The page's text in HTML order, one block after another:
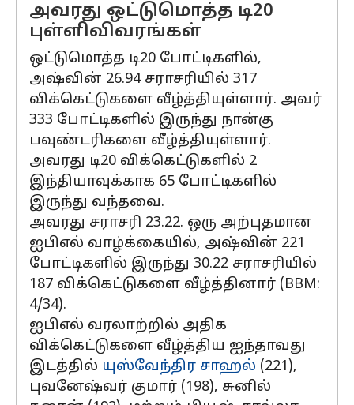
அவரது ஒட்டுமொத்த டி20
புள்ளிவிவரங்கள்
ஒட்டுமொத்த டி20 போட்டிகளில்,
அஷ்வின் 26.94 சராசரியில் 317
விக்கெட்டுகளை வீழ்த்தியுள்ளார். அவர்
333 போட்டிகளில் இருந்து நான்கு
பவுண்டரிகளை வீழ்த்தியுள்ளார்.
அவரது டி20 விக்கெட்டுகளில் 2
இந்தியாவுக்காக 65 போட்டிகளில்
இருந்து வந்தவை.
அவரது சராசரி 23.22. ஒரு அற்புதமான
ஐபிஎல் வாழ்க்கையில், அஷ்வின் 221
போட்டிகளில் இருந்து 30.22 சராசரியில்
187 விக்கெட்டுகளை வீழ்த்தினார் (BBM:
4/34).
ஐபிஎல் வரலாற்றில் அதிக
விக்கெட்டுகளை வீழ்த்திய ஐந்தாவது
இடத்தில் யுஸ்வேந்திர சாஹல் (221),
புவனேஷ்வர் குமார் (198), சுனில்